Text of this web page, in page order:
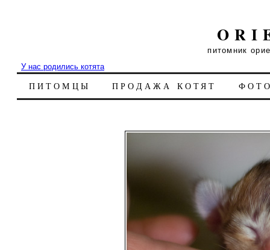
питомник
У нас родились котята
ПИТОМЦЫ ПРОДАЖА КОТЯТ